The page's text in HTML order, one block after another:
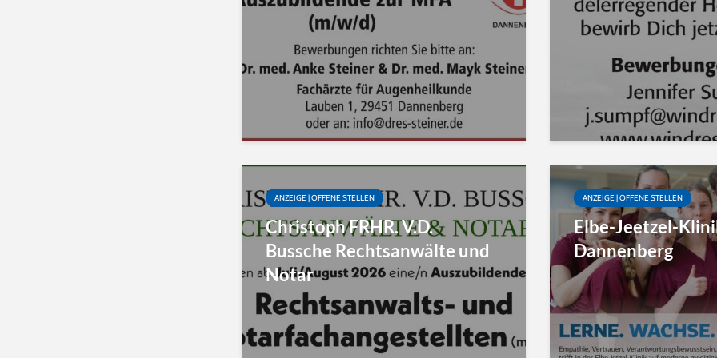
ANZEIGE | OFFENE STELLEN
Christoph FRHR. V.D.
Bussche Rechtsanwälte und
Notar
ANZEIGE | OFFENE STELLEN
Elbe-Jeetzel-
Dannenberg